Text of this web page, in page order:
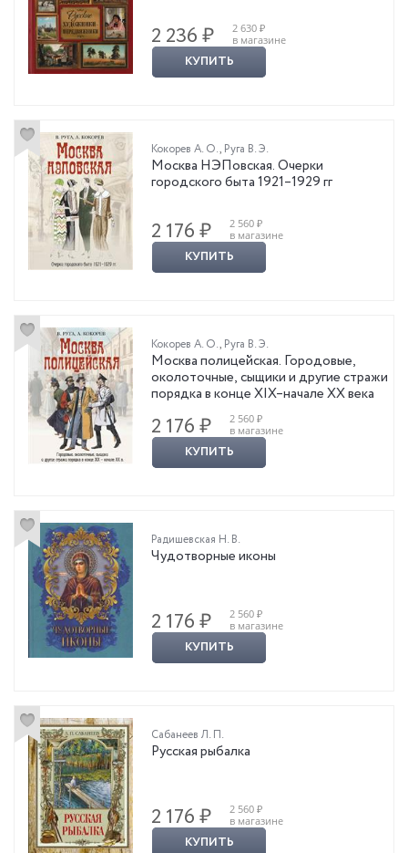
2 236 ₽
2 630 ₽
в магазине
КУПИТЬ
Кокорев А. О., Руга В. Э.
Москва НЭПовская. Очерки
городского быта 1921–1929 гг
2 176 ₽
2 560 ₽
в магазине
КУПИТЬ
Кокорев А. О., Руга В. Э.
Москва полицейская. Городовые,
околоточные, сыщики и другие стражи
порядка в конце XIX–начале XX века
2 176 ₽
2 560 ₽
в магазине
КУПИТЬ
Радишевская Н. В.
Чудотворные иконы
2 176 ₽
2 560 ₽
в магазине
КУПИТЬ
Сабанеев Л. П.
Русская рыбалка
2 176 ₽
2 560 ₽
в магазине
КУПИТЬ